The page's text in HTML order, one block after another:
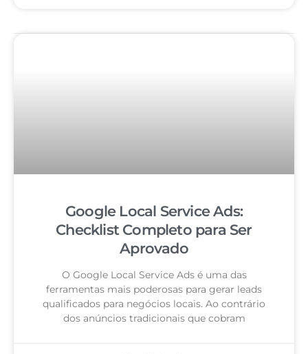
Google Local Service Ads:
Checklist Completo para Ser
Aprovado
O Google Local Service Ads é uma das
ferramentas mais poderosas para gerar leads
qualificados para negócios locais. Ao contrário
dos anúncios tradicionais que cobram